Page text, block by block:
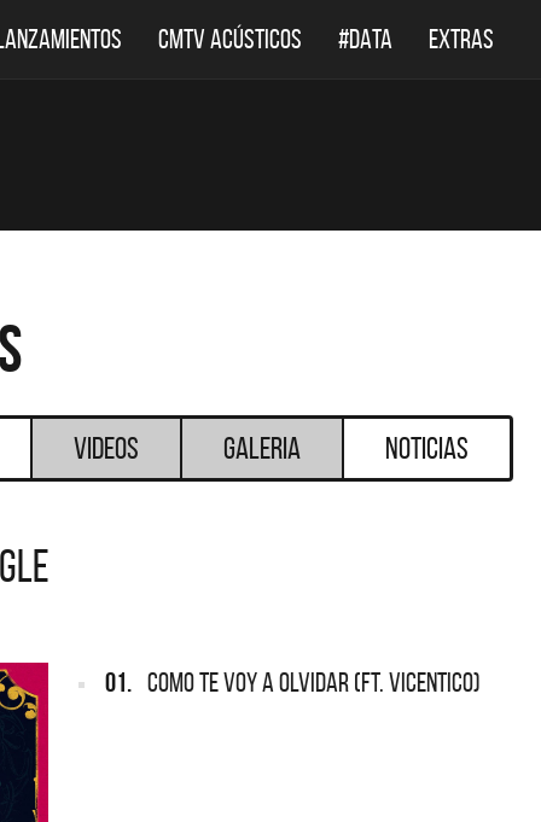
CMTV ACÚSTICOS #DATA EXTRAS
Videos Galeria Noticias
01. COMO TE VOY A OLVIDAR (FT. VICENTICO)
DESTACADOS DESTACADOS